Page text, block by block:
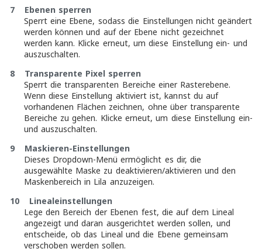
7 Ebenen sperren
Sperrt eine Ebene, sodass die Einstellungen nicht geändert
werden können und auf der Ebene nicht gezeichnet
werden kann. Klicke erneut, um diese Einstellung ein- und
auszuschalten.
8 Transparente Pixel sperren
Sperrt die transparenten Bereiche einer Rasterebene.
Wenn diese Einstellung aktiviert ist, kannst du auf
vorhandenen Flächen zeichnen, ohne über transparente
Bereiche zu gehen. Klicke erneut, um diese Einstellung ein-
und auszuschalten.
9 Maskieren-Einstellungen
Dieses Dropdown-Menü ermöglicht es dir, die
ausgewählte Maske zu deaktivieren/aktivieren und den
Maskenbereich in Lila anzuzeigen.
10 Linealeinstellungen
Lege den Bereich der Ebenen fest, die auf dem Lineal
angezeigt und daran ausgerichtet werden sollen, und
entscheide, ob das Lineal und die Ebene gemeinsam
verschoben werden sollen.